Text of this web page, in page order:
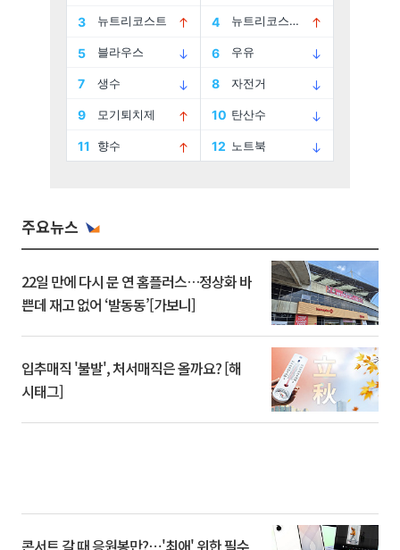
주요뉴스
22일 만에 다시 문 연 홈플러스…정상화 바
쁜데 재고 없어 ‘발동동’[가보니]
입추매직 '불발', 처서매직은 올까요? [해
시태그]
콘서트 갈 때 응원봉만?⋯'최애' 위한 필수